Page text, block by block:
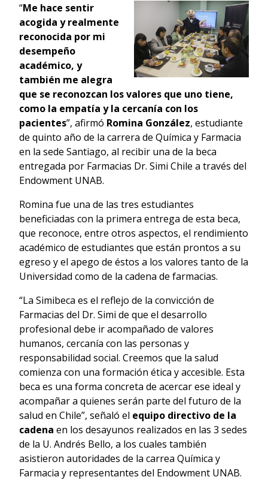
“Me hace sentir
acogida y realmente
reconocida por mi
desempeño
académico, y
también me alegra
que se reconozcan los valores que uno tiene,
como la empatía y la cercanía con los
pacientes”, afirmó Romina González, estudiante
de quinto año de la carrera de Química y Farmacia
en la sede Santiago, al recibir una de la beca
entregada por Farmacias Dr. Simi Chile a través del
Endowment UNAB.
Romina fue una de las tres estudiantes
beneficiadas con la primera entrega de esta beca,
que reconoce, entre otros aspectos, el rendimiento
académico de estudiantes que están prontos a su
egreso y el apego de éstos a los valores tanto de la
Universidad como de la cadena de farmacias.
“La Simibeca es el reflejo de la convicción de
Farmacias del Dr. Simi de que el desarrollo
profesional debe ir acompañado de valores
humanos, cercanía con las personas y
responsabilidad social. Creemos que la salud
comienza con una formación ética y accesible. Esta
beca es una forma concreta de acercar ese ideal y
acompañar a quienes serán parte del futuro de la
salud en Chile”, señaló el equipo directivo de la
cadena en los desayunos realizados en las 3 sedes
de la U. Andrés Bello, a los cuales también
asistieron autoridades de la carrea Química y
Farmacia y representantes del Endowment UNAB.